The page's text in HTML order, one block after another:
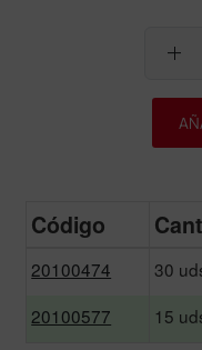
add
Código
20100474 30
20100577 15